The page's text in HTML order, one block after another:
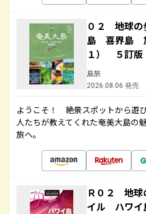
０２ 地球
島 喜界島
１） ５訂版
島旅
2026.08.06 発売
ようこそ！ 絶景スポットから遊
人たちが教えてくれた奄美大島の
旅へ。
Ｒ０２ 地球
イル ハワイ